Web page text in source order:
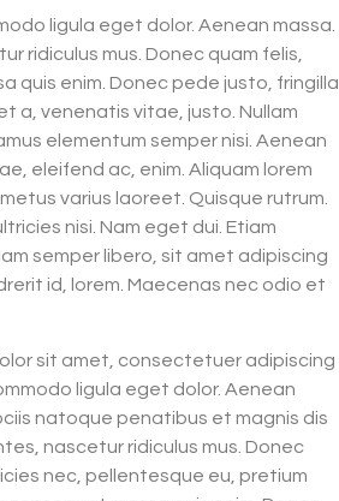
ligula eget dolor. Aenean massa.
ridiculus mus. Donec quam felis,
quis enim. Donec pede justo, fringilla
a, venenatis vitae, justo. Nullam
elementum semper nisi. Aenean
eleifend ac, enim. Aliquam lorem
varius laoreet. Quisque rutrum.
nisi. Nam eget dui. Etiam
semper libero, sit amet adipiscing
id, lorem. Maecenas nec odio et
sit amet, consectetuer adipiscing
ligula eget dolor. Aenean
natoque penatibus et magnis dis
nascetur ridiculus mus. Donec
nec, pellentesque eu, pretium